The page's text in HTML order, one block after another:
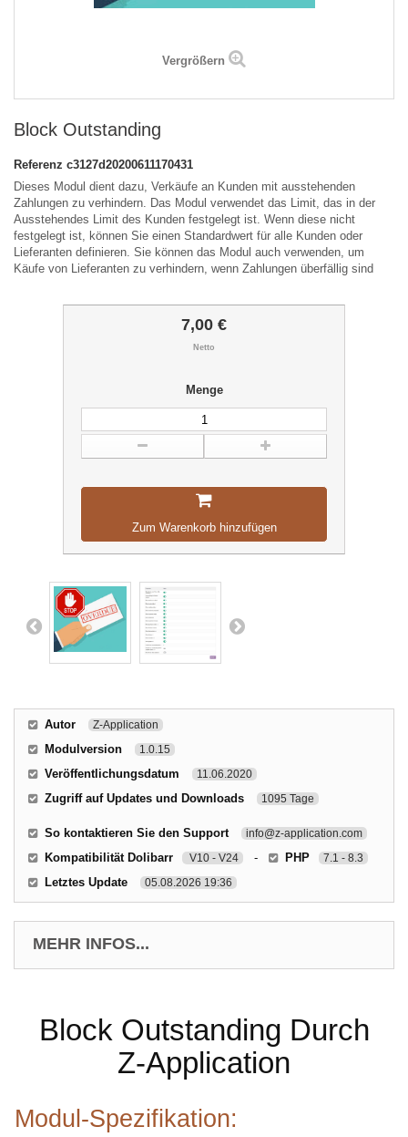
Vergrößern
Block Outstanding
Referenz c3127d20200611170431
Dieses Modul dient dazu, Verkäufe an Kunden mit ausstehenden
Zahlungen zu verhindern. Das Modul verwendet das Limit, das in der
Ausstehendes Limit des Kunden festgelegt ist. Wenn diese nicht
festgelegt ist, können Sie einen Standardwert für alle Kunden oder
Lieferanten definieren. Sie können das Modul auch verwenden, um
Käufe von Lieferanten zu verhindern, wenn Zahlungen überfällig sind
7,00 €
Netto
Menge
Zum Warenkorb hinzufügen
Autor Z-Application
Modulversion 1.0.15
Veröffentlichungsdatum 11.06.2020
Zugriff auf Updates und Downloads 1095 Tage
So kontaktieren Sie den Support info@z-application.com
Kompatibilität Dolibarr V10 - V24 - PHP 7.1 - 8.3
Letztes Update 05.08.2026 19:36
MEHR INFOS...
Block Outstanding Durch
Z-Application
Modul-Spezifikation: